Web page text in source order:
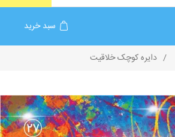
سبد خرید
/ دایره کوچک خلاقیت